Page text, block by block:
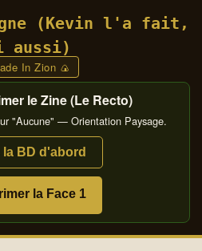
(Kevin l'a fait,
aussi)
In Zion 🍙
le Zine (Le Recto)
"Aucune" — Orientation Paysage.
la BD d'abord
la Face 1